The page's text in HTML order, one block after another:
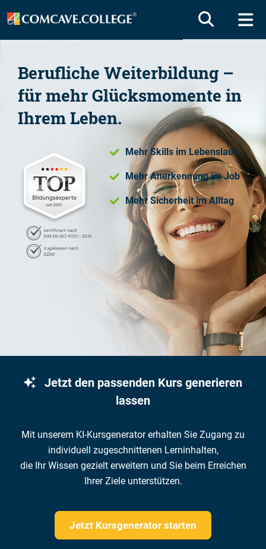
Berufliche Weiterbildung –
für mehr Glücksmomente in
Ihrem Leben.
Mehr Skills im Lebenslauf
Mehr Anerkennung im Job
Mehr Sicherheit im Alltag
Jetzt den passenden Kurs generieren
lassen
Mit unserem KI-Kursgenerator erhalten Sie Zugang zu
individuell zugeschnittenen Lerninhalten,
die Ihr Wissen gezielt erweitern und Sie beim Erreichen
Ihrer Ziele unterstützen.
Jetzt Kursgenerator starten